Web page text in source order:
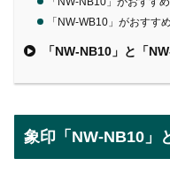
「NW-WB10」がおすす
「NW-NB10」と「
象印「NW-NB10」